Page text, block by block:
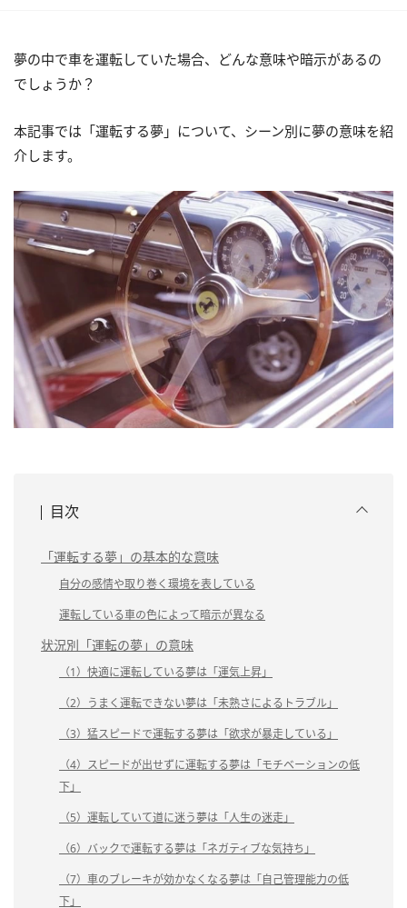
夢の中で車を運転していた場合、どんな意味や暗示があるの
でしょうか？
本記事では「運転する夢」について、シーン別に夢の意味を紹
介します。
目次
「運転する夢」の基本的な意味
自分の感情や取り巻く環境を表している
運転している車の色によって暗示が異なる
状況別「運転の夢」の意味
（1）快適に運転している夢は「運気上昇」
（2）うまく運転できない夢は「未熟さによるトラブル」
（3）猛スピードで運転する夢は「欲求が暴走している」
（4）スピードが出せずに運転する夢は「モチベーションの低
下」
（5）運転していて道に迷う夢は「人生の迷走」
（6）バックで運転する夢は「ネガティブな気持ち」
（7）車のブレーキが効かなくなる夢は「自己管理能力の低
下」